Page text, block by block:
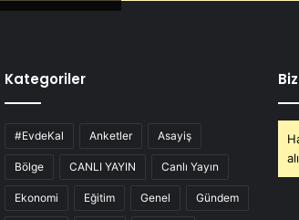
Kategoriler
#EvdeKal Anketler Asayiş
Bölge CANLI YAYIN Canlı Yayın
Ekonomi Eğitim Genel Gündem